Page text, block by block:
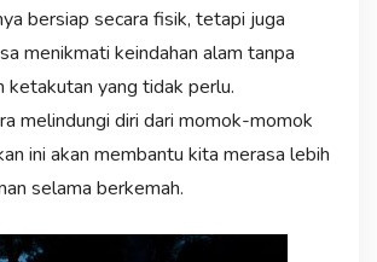
bersiap secara fisik, tetapi juga
menikmati keindahan alam tanpa
ketakutan yang tidak perlu.
melindungi diri dari momok-momok
ini akan membantu kita merasa lebih
selama berkemah.